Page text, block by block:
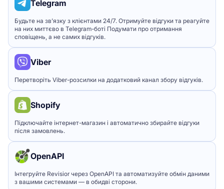
Telegram
Будьте на зв’язку з клієнтами 24/7. Отримуйте відгуки та реагуйте
на них миттєво в Telegram-боті Подумати про отримання
сповіщень, а не самих відгуків.
Viber
Перетворіть Viber-розсилки на додатковий канал збору відгуків.
Shopify
Підключайте інтернет-магазин і автоматично збирайте відгуки
після замовлень.
OpenAPI
Інтегруйте Revisior через OpenAPI та автоматизуйте обмін даними
з вашими системами — в обидві сторони.